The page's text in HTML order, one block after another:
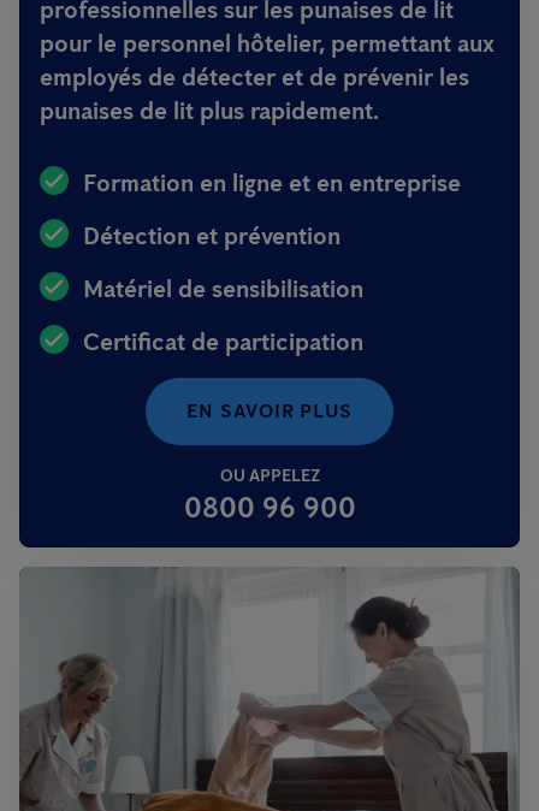
professionnelles sur les punaises de lit
pour le personnel hôtelier, permettant aux
employés de détecter et de prévenir les
punaises de lit plus rapidement.
Formation en ligne et en entreprise
Détection et prévention
Matériel de sensibilisation
Certificat de participation
EN SAVOIR PLUS
OU APPELEZ
0800 96 900